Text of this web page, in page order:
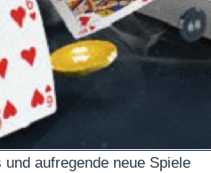
aufregende neue Spiele